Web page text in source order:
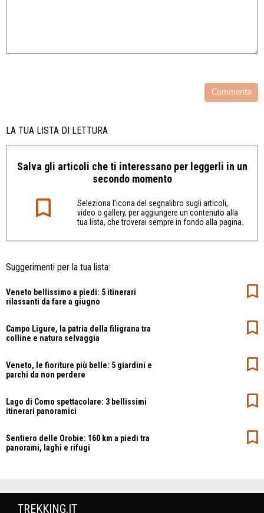
LA TUA LISTA DI LETTURA
Salva gli articoli che ti interessano per leggerli in un
secondo momento
Seleziona l’icona del segnalibro sugli articoli,
video o gallery, per aggiungere un contenuto alla
tua lista, che troverai sempre in fondo alla pagina.
Suggerimenti per la tua lista:
Veneto bellissimo a piedi: 5 itinerari
rilassanti da fare a giugno
Campo Ligure, la patria della filigrana tra
colline e natura selvaggia
Veneto, le fioriture più belle: 5 giardini e
parchi da non perdere
Lago di Como spettacolare: 3 bellissimi
itinerari panoramici
Sentiero delle Orobie: 160 km a piedi tra
panorami, laghi e rifugi
TREKKING.IT